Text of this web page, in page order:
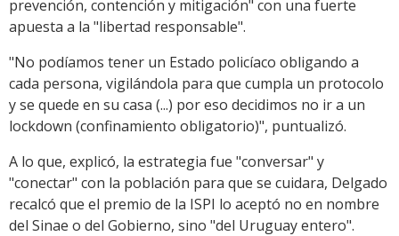
prevención, contención y mitigación" con una fuerte
apuesta a la "libertad responsable".
"No podíamos tener un Estado policíaco obligando a
cada persona, vigilándola para que cumpla un protocolo
y se quede en su casa (...) por eso decidimos no ir a un
lockdown (confinamiento obligatorio)", puntualizó.
A lo que, explicó, la estrategia fue "conversar" y
"conectar" con la población para que se cuidara, Delgado
recalcó que el premio de la ISPI lo aceptó no en nombre
del Sinae o del Gobierno, sino "del Uruguay entero".